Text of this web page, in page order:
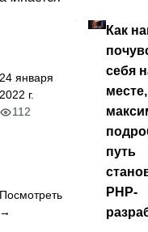
24 января
2022 г.
112
Посмотреть
→
Как
себя
путь
PHP-